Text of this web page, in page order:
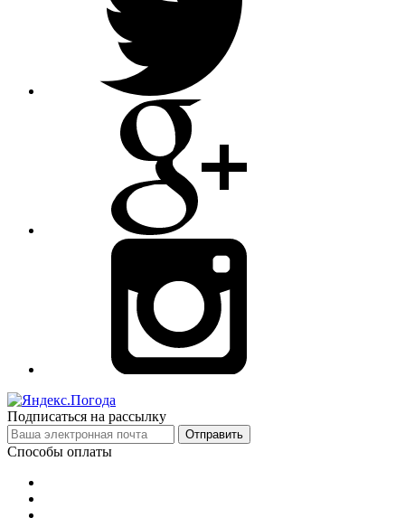
Подписаться на рассылку
Отправить
Способы оплаты